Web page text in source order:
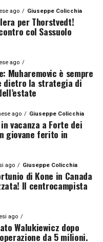
ago Giuseppe Colicchia
per Thorstvedt!
col Sassuolo
ago
Muharemovic è sempre
dietro la strategia di
ago Giuseppe Colicchia
vacanza a Forte dei
giovane ferito in
ago Giuseppe Colicchia
di Kone in Canada
Il centrocampista
ago
Walukiewicz dopo
da 5 milioni.